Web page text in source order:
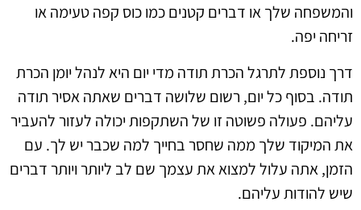
והמשפחה שלך או דברים קטנים כמו כוס קפה טעימה או
זריחה יפה.
דרך נוספת לתרגל הכרת תודה מדי יום היא לנהל יומן הכרת
תודה. בסוף כל יום, רשום שלושה דברים שאתה אסיר תודה
עליהם. פעולה פשוטה זו של השתקפות יכולה לעזור להעביר
את המיקוד שלך ממה שחסר בחייך למה שכבר יש לך. עם
הזמן, אתה עלול למצוא את עצמך שם לב ליותר ויותר דברים
שיש להודות עליהם.